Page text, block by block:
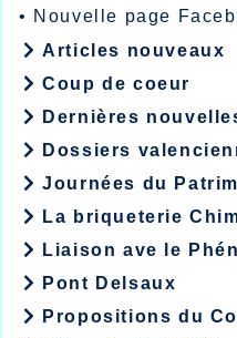
• Nouvelle page
Articles nouveaux
Coup de coeur
Dernières
Dossiers
Journées du
La briqueterie
Liaison ave le
Pont Delsaux
Propositions du